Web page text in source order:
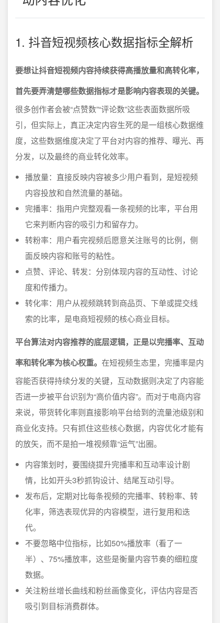
1. 抖音短视频核心数据指标全解析
要想让抖音短视频内容持续获得高播放量和高转化率，
首先要弄清楚哪些数据指标才是影响内容表现的关键。
很多创作者会被“点赞数”“评论数”这些表面数据所吸
引，但实际上，真正决定内容生死的是一组核心数据维
度，这些数据维度决定了平台对内容的推荐、曝光、再
分发，以及最终的商业转化效率。
播放量：直接反映内容被多少用户看到，是短视频
内容投放和自然流量的基础。
完播率：指用户完整观看一条视频的比率，平台用
它来判断内容的吸引力和留存力。
转粉率：用户看完视频后愿意关注账号的比例，侧
面反映内容和账号的粘性。
点赞、评论、转发：分别体现内容的互动性、讨论
度和传播力。
转化率：用户从视频跳转到商品页、下单或提交线
索的比率，是电商短视频的核心商业目标。
平台算法对内容推荐的底层逻辑，正是以完播率、互动
率和转化率为核心权重。 在短视频生态里，完播率是内
容能否获得持续分发的关键，互动数据则决定了内容能
否进一步被平台识别为“高价值内容”。而对于电商内容
来说，带货转化率则直接影响平台给到的流量池级别和
商业化支持。只有抓住这些核心数据，内容优化才能有
的放矢，而不是拍一堆视频靠“运气”出圈。
内容策划时，要围绕提升完播率和互动率设计剧
情，比如开头3秒抓钩设计、结尾互动引导。
发布后，定期对比每条视频的完播率、转粉率、转
化率，筛选表现优异的内容模型，进行复用和迭
代。
不要忽略中位指标，比如50%播放率（看了一
半）、75%播放率，这些是衡量内容节奏的细粒度
数据。
关注粉丝增长曲线和粉丝画像变化，评估内容是否
吸引到目标消费群体。